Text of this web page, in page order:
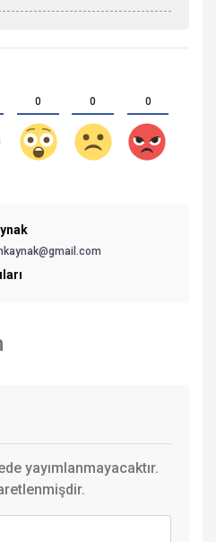
0 0 0
yayımlanmayacaktır.